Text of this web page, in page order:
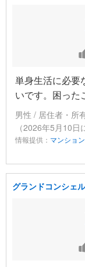
単身生活に必要
いです。困った
男性 / 居住者・所
（2026年5月10日
情報提供： マンショ
グランドコンシェ